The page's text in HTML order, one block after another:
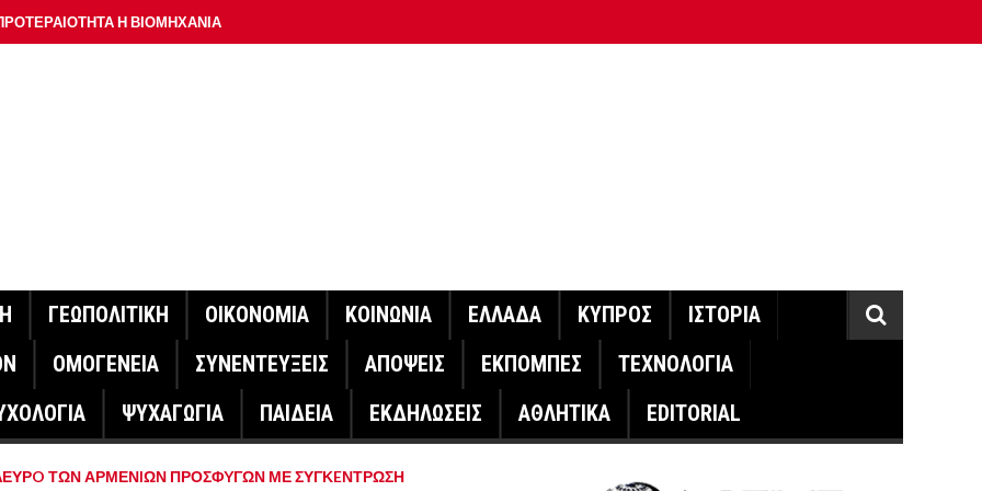
Η ΒΙΟΜΗΧΑΝΙΑ
Η ΠΛΑΤΦΟΡΜΑ
ΣΑΝ ΣΗΜΕΡΑ
Ο ΜΗΤΣΟΤΑΚΗΣ ΓΙΑ ΤΟΥΣ ΠΥΡΟΠΛΗΚΤΟΥΣ
ΕΡΕΥΝΗΤΗΣ ΣΤΗ ΔΑΝΙΑ ΣΧΕΔΙΑΖΕΙ DRONE ΓΙΑ ΤΗ
ΓΕΩΠΟΛΙΤΙΚΗ ΟΙΚΟΝΟΜΙΑ ΚΟΙΝΩΝΙΑ ΕΛΛΑΔΑ ΚΥΠΡΟΣ
ΙΣΤΟΡΙΑ
ΟΜΟΓΕΝΕΙΑ ΣΥΝΕΝΤΕΥΞΕΙΣ ΑΠΟΨΕΙΣ ΕΚΠΟΜΠΕΣ
ΤΕΧΝΟΛΟΓΙΑ
ΨΥΧΑΓΩΓΙΑ ΠΑΙΔΕΙΑ ΕΚΔΗΛΩΣΕΙΣ ΑΘΛΗΤΙΚΑ EDITORIAL
ΤΩΝ ΑΡΜΕΝIΩΝ ΠΡΟΣΦYΓΩΝ ΜΕ ΣΥΓΚEΝΤΡΩΣΗ